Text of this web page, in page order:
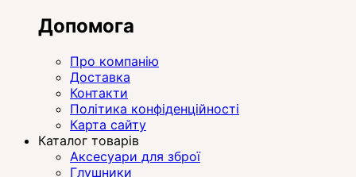
Допомога
Про компанію
Доставка
Контакти
Політика конфіденційності
Карта сайту
Каталог товарів
Аксесуари для зброї
Глушники